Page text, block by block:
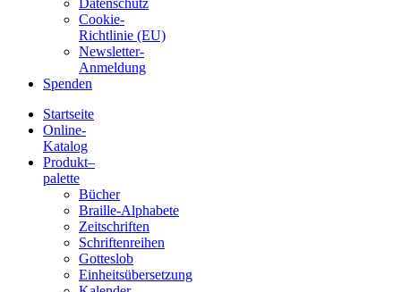
Datenschutz
Cookie-
Richtlinie (EU)
Newsletter-
Anmeldung
Spenden
Blindenschrift-
Verlag
Druckerei
Startseite
Online-
Katalog
Produkt–
palette
Bücher
Braille-Alphabete
Zeitschriften
Schriftenreihen
Gotteslob
Einheitsübersetzung